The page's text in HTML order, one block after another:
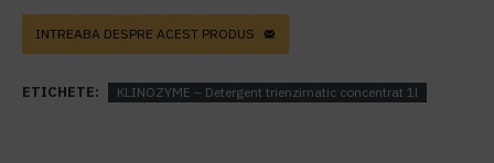
INTREABA DESPRE ACEST PRODUS
ETICHETE: KLINOZYME – Detergent trienzimatic concentrat 1l